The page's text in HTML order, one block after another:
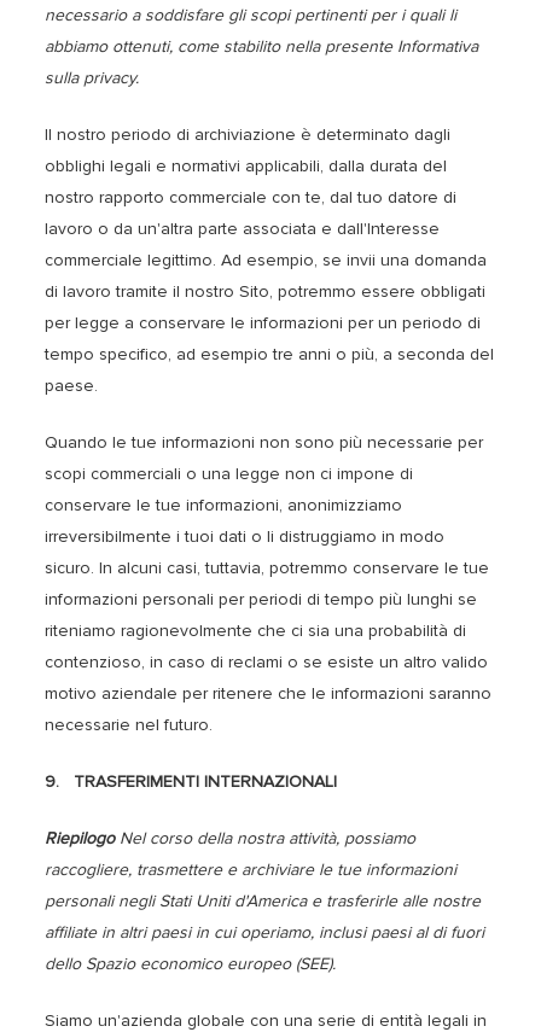
necessario a soddisfare gli scopi pertinenti per i quali li
abbiamo ottenuti, come stabilito nella presente Informativa
sulla privacy.
Il nostro periodo di archiviazione è determinato dagli
obblighi legali e normativi applicabili, dalla durata del
nostro rapporto commerciale con te, dal tuo datore di
lavoro o da un'altra parte associata e dall'Interesse
commerciale legittimo. Ad esempio, se invii una domanda
di lavoro tramite il nostro Sito, potremmo essere obbligati
per legge a conservare le informazioni per un periodo di
tempo specifico, ad esempio tre anni o più, a seconda del
paese.
Quando le tue informazioni non sono più necessarie per
scopi commerciali o una legge non ci impone di
conservare le tue informazioni, anonimizziamo
irreversibilmente i tuoi dati o li distruggiamo in modo
sicuro. In alcuni casi, tuttavia, potremmo conservare le tue
informazioni personali per periodi di tempo più lunghi se
riteniamo ragionevolmente che ci sia una probabilità di
contenzioso, in caso di reclami o se esiste un altro valido
motivo aziendale per ritenere che le informazioni saranno
necessarie nel futuro.
9. TRASFERIMENTI INTERNAZIONALI
RiepilogoNel corso della nostra attività, possiamo
raccogliere, trasmettere e archiviare le tue informazioni
personali negli Stati Uniti d'America e trasferirle alle nostre
affiliate in altri paesi in cui operiamo, inclusi paesi al di fuori
dello Spazio economico europeo (SEE).
Siamo un'azienda globale con una serie di entità legali in